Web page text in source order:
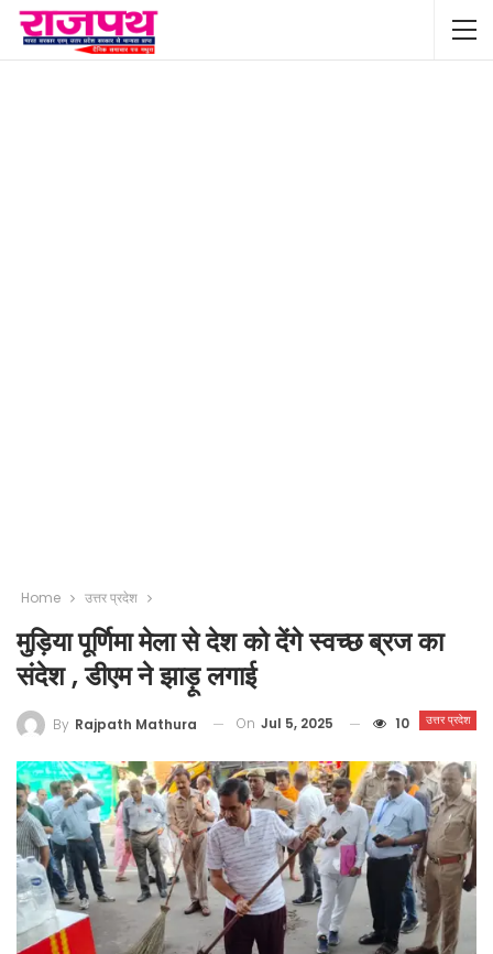
Home उत्तर प्रदेश
मुड़िया पूर्णिमा मेला से देश को देंगे स्वच्छ ब्रज का
संदेश , डीएम ने झाड़ू लगाई
उत्तर प्रदेश
By Rajpath Mathura On Jul 5, 2025 10